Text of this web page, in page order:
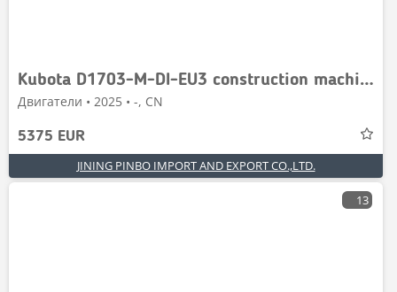
Kubota D1703-M-DI-EU3 construction machinery motor
Двигатели • 2025 • -, CN
5375 EUR
JINING PINBO IMPORT AND EXPORT CO.,LTD.
13